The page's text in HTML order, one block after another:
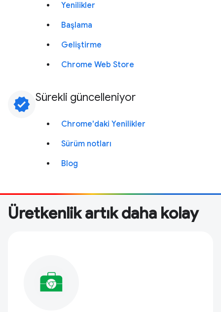
Yenilikler
Başlama
Geliştirme
Chrome Web Store
verified Sürekli güncelleniyor
Chrome'daki Yenilikler
Sürüm notları
Blog
Üretkenlik artık daha kolay